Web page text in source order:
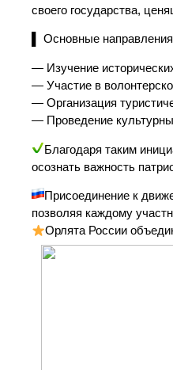
своего государства,
▌ Основные
— Изучение
— Участие в
— Организация
— Проведение
Благодаря таким
осознать важность
Присоединение к
позволяя каждому
Орлята России